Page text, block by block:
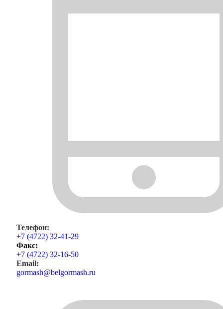
Телефон:
+7 (4722) 32-41-29
Факс:
+7 (4722) 32-16-50
Email:
gormash@belgormash.ru